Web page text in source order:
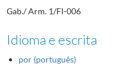
Gab./ Arm. 1/FI-006
Idioma e escrita
por (português)